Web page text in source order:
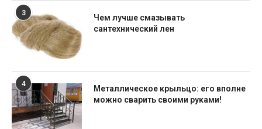
3
Чем лучше смазывать
сантехнический лен
4
Металлическое крыльцо: его вполне
можно сварить своими руками!